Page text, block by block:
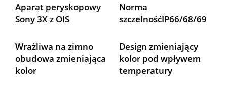
Aparat peryskopowy
Sony 3X z OIS
Norma
szczelnośćIP66/68/69
Wrażliwa na zimno
obudowa zmieniająca
kolor
Design zmieniający
kolor pod wpływem
temperatury